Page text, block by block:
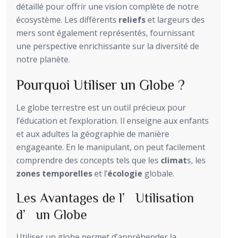
détaillé pour offrir une vision complète de notre
écosystème. Les différents reliefset largeurs des
mers sont également représentés, fournissant
une perspective enrichissante sur la diversité de
notre planète.
Pourquoi Utiliser un Globe ?
Le globe terrestre est un outil précieux pour
l’éducation et l’exploration. Il enseigne aux enfants
et aux adultes la géographie de manière
engageante. En le manipulant, on peut facilement
comprendre des concepts tels que les climats, les
zones temporelleset l’écologie globale.
Les Avantages de l’Utilisation
d’un Globe